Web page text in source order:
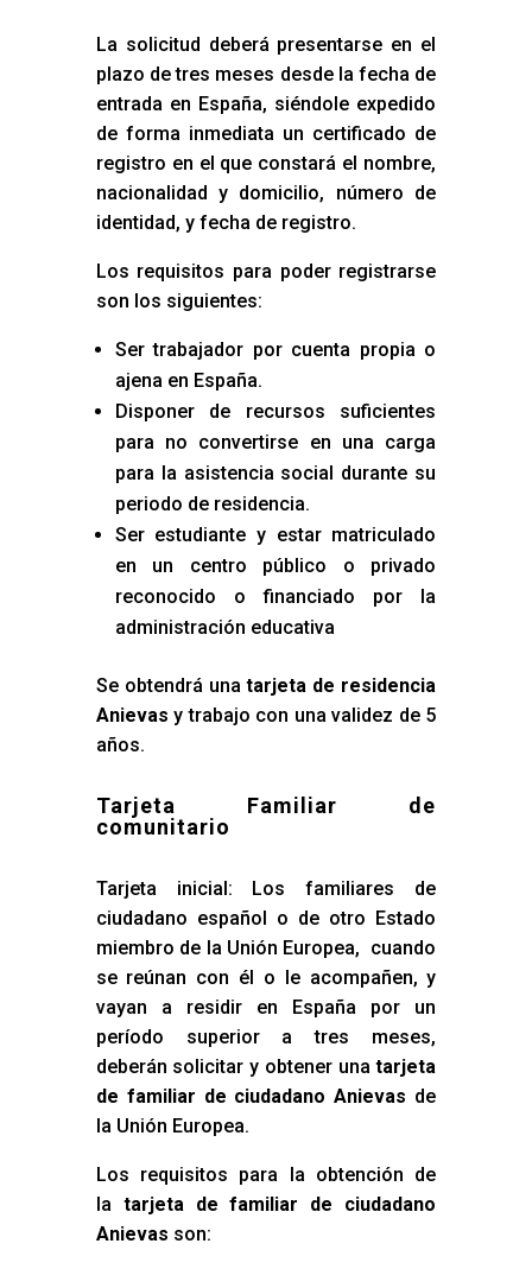
La solicitud deberá presentarse en el
plazo de tres meses desde la fecha de
entrada en España, siéndole expedido
de forma inmediata un certificado de
registro en el que constará el nombre,
nacionalidad y domicilio, número de
identidad, y fecha de registro.
Los requisitos para poder registrarse
son los siguientes:
Ser trabajador por cuenta propia o
ajena en España.
Disponer de recursos suficientes
para no convertirse en una carga
para la asistencia social durante su
periodo de residencia.
Ser estudiante y estar matriculado
en un centro público o privado
reconocido o financiado por la
administración educativa
Se obtendrá unatarjeta de residencia
Anievas y trabajo con una validez de 5
años.
Tarjeta Familiar de
comunitario
Tarjeta inicial: Los familiares de
ciudadano español o de otro Estado
miembro de la Unión Europea, cuando
se reúnan con él o le acompañen, y
vayan a residir en España por un
período superior a tres meses,
deberán solicitar y obtener unatarjeta
de familiar de ciudadano Anievas de
la Unión Europea.
Los requisitos para la obtención de
la tarjeta de familiar de ciudadano
Anievas son: